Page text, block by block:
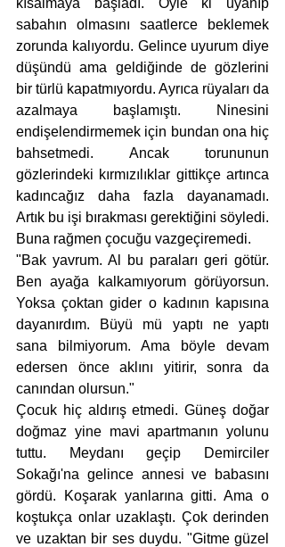
kısalmaya başladı. Öyle ki uyanıp
sabahın olmasını saatlerce beklemek
zorunda kalıyordu. Gelince uyurum diye
düşündü ama geldiğinde de gözlerini
bir türlü kapatmıyordu. Ayrıca rüyaları da
azalmaya başlamıştı. Ninesini
endişelendirmemek için bundan ona hiç
bahsetmedi. Ancak torununun
gözlerindeki kırmızılıklar gittikçe artınca
kadıncağız daha fazla dayanamadı.
Artık bu işi bırakması gerektiğini söyledi.
Buna rağmen çocuğu vazgeçiremedi.
"Bak yavrum. Al bu paraları geri götür.
Ben ayağa kalkamıyorum görüyorsun.
Yoksa çoktan gider o kadının kapısına
dayanırdım. Büyü mü yaptı ne yaptı
sana bilmiyorum. Ama böyle devam
edersen önce aklını yitirir, sonra da
canından olursun."
Çocuk hiç aldırış etmedi. Güneş doğar
doğmaz yine mavi apartmanın yolunu
tuttu. Meydanı geçip Demirciler
Sokağı'na gelince annesi ve babasını
gördü. Koşarak yanlarına gitti. Ama o
koştukça onlar uzaklaştı. Çok derinden
ve uzaktan bir ses duydu. "Gitme güzel